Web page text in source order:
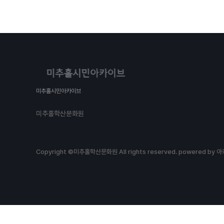
미추홀시민아카이브
미추홀학산문화원
Copyright ©미추홀학산문화원 All rights reserved. powered by 아